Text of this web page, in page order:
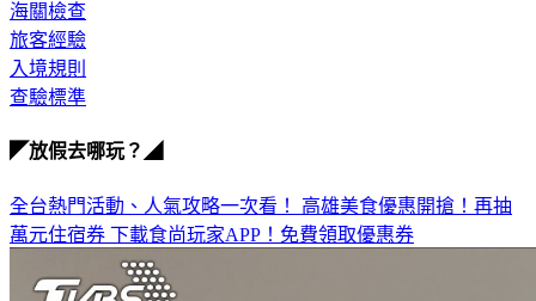
日本海關
海關檢查
旅客經驗
入境規則
全台熱門活動、人氣攻略一次看！高雄美食優惠開搶！再抽
下載食尚玩家APP！免費領取優惠券